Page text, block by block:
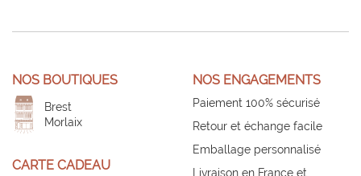
NOS BOUTIQUES
Brest
Morlaix
CARTE CADEAU
NOS ENGAGEMENTS
Paiement 100% sécurisé
Retour et échange facile
Emballage personnalisé
Livraison en France et